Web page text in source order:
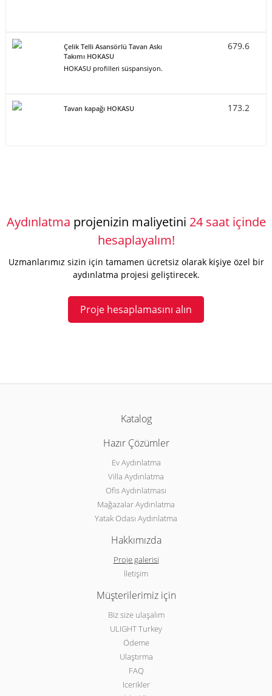
Çelik Telli Asansörlü Tavan Askı
Takımı HOKASU
HOKASU profilleri süspansiyon.
679.6
Tavan kapağı HOKASU 173.2
Aydınlatma projenizin maliyetini 24 saat içinde
hesaplayalım!
Uzmanlarımız sizin için tamamen ücretsiz olarak kişiye özel bir
aydınlatma projesi geliştirecek.
Proje hesaplamasını alın
Katalog
Hazır Çözümler
Ev Aydınlatma
Villa Aydınlatma
Ofis Aydınlatması
Mağazalar Aydınlatma
Yatak Odası Aydınlatma
Hakkımızda
Proje galerisi
İletişim
Müşterilerimiz için
Biz size ulaşalım
ULIGHT Turkey
Ödeme
Ulaştırma
FAQ
Icerikler